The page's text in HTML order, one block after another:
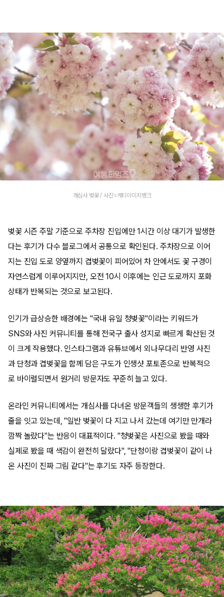
개심사 벚꽃 / 사진=게티이미지뱅크
벚꽃 시즌 주말 기준으로 주차장 진입에만 1시간 이상 대기가 발생한
다는 후기가 다수 블로그에서 공통으로 확인된다. 주차장으로 이어
지는 진입 도로 양옆까지 겹벚꽃이 피어있어 차 안에서도 꽃 구경이
자연스럽게 이루어지지만, 오전 10시 이후에는 인근 도로까지 포화
상태가 반복되는 것으로 보고된다.
인기가 급상승한 배경에는 "국내 유일 청벚꽃"이라는 키워드가
SNS와 사진 커뮤니티를 통해 전국구 출사 성지로 빠르게 확산된 것
이 크게 작용했다. 인스타그램과 유튜브에서 외나무다리 반영 사진
과 단청과 겹벚꽃을 함께 담은 구도가 인생샷 포토존으로 반복적으
로 바이럴되면서 원거리 방문자도 꾸준히 늘고 있다.
온라인 커뮤니티에서는 개심사를 다녀온 방문객들의 생생한 후기가
줄을 잇고 있는데, "일반 벚꽃이 다 지고 나서 갔는데 여기만 만개라
깜짝 놀랐다"는 반응이 대표적이다. "청벚꽃은 사진으로 봤을 때와
실제로 봤을 때 색감이 완전히 달랐다", "단청이랑 겹벚꽃이 같이 나
온 사진이 진짜 그림 같다"는 후기도 자주 등장한다.